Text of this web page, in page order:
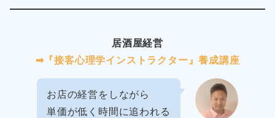
居酒屋経営
➡︎『接客心理学インストラクター』養成講座
お店の経営をしながら
単価が低く時間に追われる